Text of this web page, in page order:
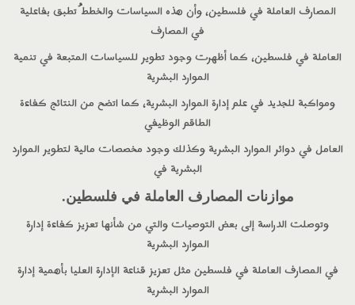
المصارف العاملة في فلسطين، وأن هذه السياسات والخطط ُتطبق بفاعلية
في المصارف
العاملة في فلسطين، كما أظهرت وجود تطوير للسياسات المتبعة في تنمية
الموارد البشرية
ومواكبة للجديد في علم إدارة الموارد البشرية، كما اتضح من النتائج كفاءة
الطاقم الوظيفي
العامل في دوائر الموارد البشرية وكذلك وجود مخصصات مالية لتطوير الموارد
البشرية في
موازنات المصارف العاملة في فلسطين.
وتوصلت الدراسة إلى بعض التوصيات والتي من شأنها تعزيز كفاءة إدارة
الموارد البشرية
في المصارف العاملة في فلسطين مثل تعزيز قناعة الإدارة العليا بأهمية إدارة
الموارد البشرية